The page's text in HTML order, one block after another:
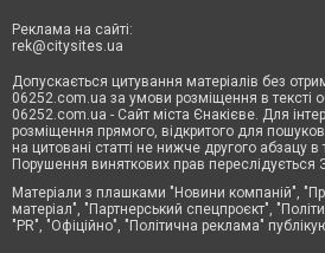
Реклама на сайті:
rek@citysites.ua
Допускається цитування матеріалів без
06252.com.ua за умови розміщення в тексті
06252.com.ua - Сайт міста Єнакієве. Для
розміщення прямого, відкритого для
на цитовані статті не нижче другого абзацу в
Порушення виняткових прав переслідується
Матеріали з плашками "Новини компаній",
матеріал", "Партнерський спецпроєкт",
"PR", "Офіційно", "Політична реклама"